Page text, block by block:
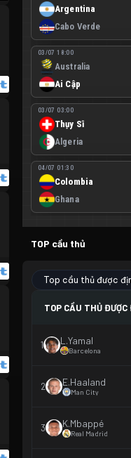
Argentina
Cabo Verde
03/07 18:00
Australia
Ai Cập
03/07 03:00
Thụy Sĩ
Algeria
04/07 01:30
Colombia
Ghana
TOP cầu thủ
Top cầu thủ được
TOP CẦU THỦ ĐƯỢC
1 L.Yamal
Barcelona
2 E.Haaland
Man City
3 K.Mbappé
Real Madrid